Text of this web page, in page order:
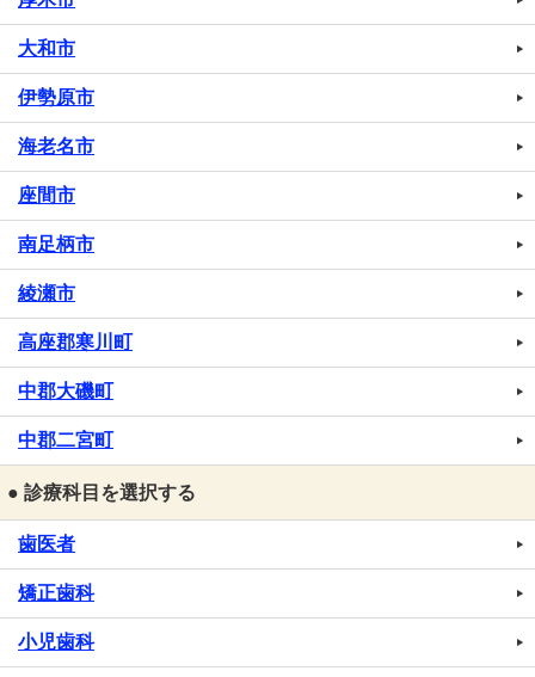
大和市
伊勢原市
海老名市
座間市
南足柄市
綾瀬市
高座郡寒川町
中郡大磯町
中郡二宮町
● 診療科目を選択する
歯医者
矯正歯科
小児歯科